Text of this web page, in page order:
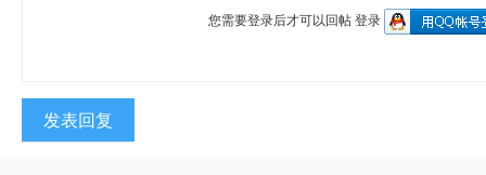
您需要登录后才可以回帖 登录
发表回复